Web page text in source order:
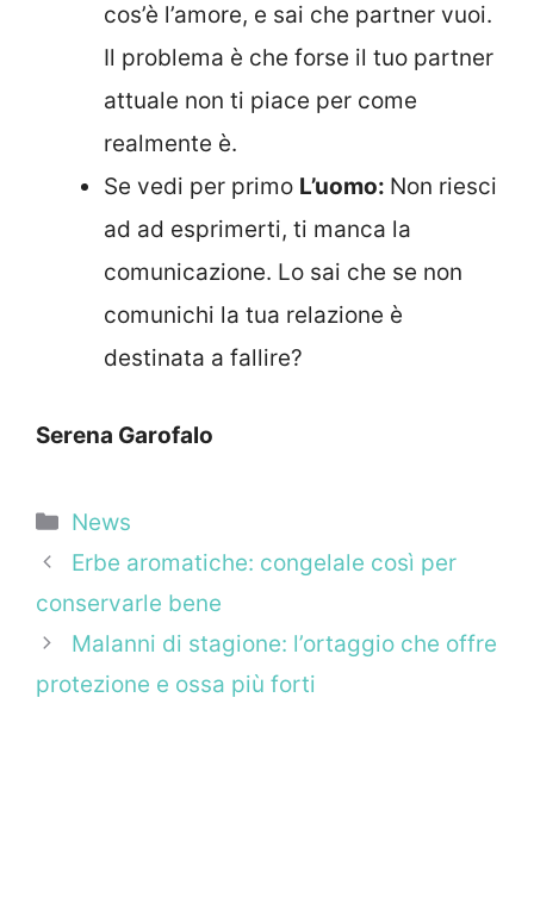
cos’è l’amore, e sai che partner vuoi.
Il problema è che forse il tuo partner
attuale non ti piace per come
realmente è.
Se vedi per primo L’uomo: Non riesci
ad ad esprimerti, ti manca la
comunicazione. Lo sai che se non
comunichi la tua relazione è
destinata a fallire?
Serena Garofalo
Categorie
News
Erbe aromatiche: congelale così per
conservarle bene
Malanni di stagione: l’ortaggio che offre
protezione e ossa più forti